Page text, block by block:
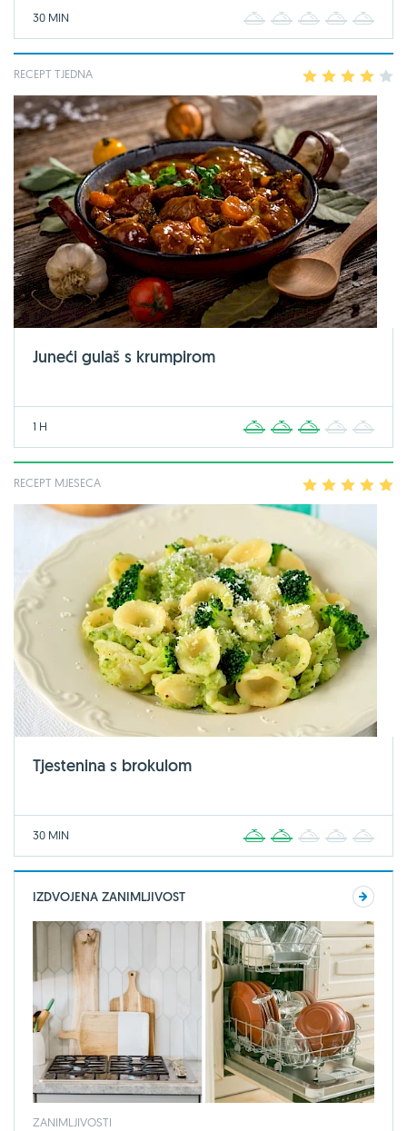
30 MIN 2 3 4
RECEPT TJEDNA 2 3 4
Juneći gulaš s krumpirom
1 H 2 3 4
RECEPT MJESECA 2 3 4
Tjestenina s brokulom
30 MIN 2 3 4
IZDVOJENA ZANIMLJIVOST
ZANIMLJIVOSTI